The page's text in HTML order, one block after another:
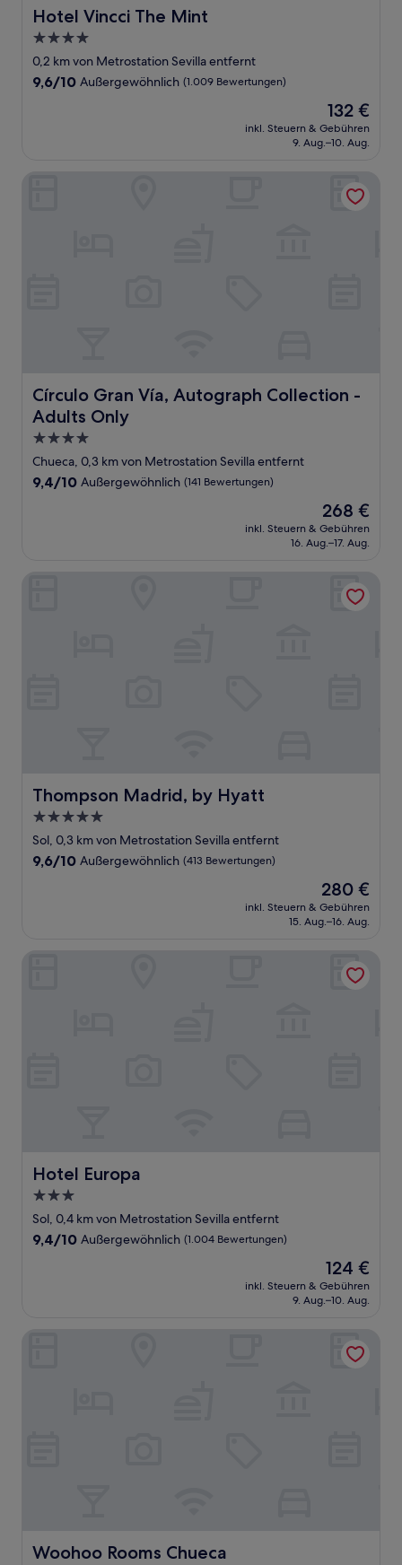
Hotel Vincci The Mint
Hotel Vincci The Mint
4.0-
Sterne-
Unterkunft
0,2 km von Metrostation Sevilla entfernt
9.6
9,6/10 Außergewöhnlich (1.009 Bewertungen)
Der
Preis
beträgt
132 €
inkl. Steuern & Gebühren
9. Aug.–10. Aug.
Círculo Gran Vía, Autograph Collection -
Adults Only
Círculo Gran Vía, Autograph Collection - Adults Only
4.0-
Sterne-
Unterkunft
Chueca, 0,3 km von Metrostation Sevilla entfernt
9.4
9,4/10 Außergewöhnlich (141 Bewertungen)
Der
Preis
beträgt
268 €
inkl. Steuern & Gebühren
16. Aug.–17. Aug.
Círculo Gran Vía, Autograph Collection - Adults Only
Thompson Madrid, by Hyatt
Thompson Madrid, by Hyatt
5.0-
Sterne-
Unterkunft
Sol, 0,3 km von Metrostation Sevilla entfernt
9.6
9,6/10 Außergewöhnlich (413 Bewertungen)
Der
Preis
beträgt
280 €
inkl. Steuern & Gebühren
15. Aug.–16. Aug.
Hotel Europa
Hotel Europa
3.0-
Sterne-
Unterkunft
Sol, 0,4 km von Metrostation Sevilla entfernt
9.4
9,4/10 Außergewöhnlich (1.004 Bewertungen)
Der
Preis
beträgt
124 €
inkl. Steuern & Gebühren
9. Aug.–10. Aug.
Woohoo Rooms Chueca
Woohoo Rooms Chueca